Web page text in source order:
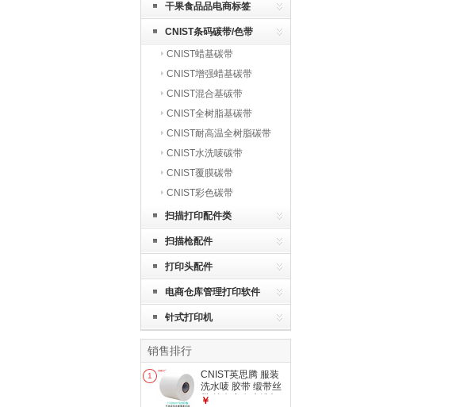
干果食品品电商标签
CNIST条码碳带/色带
CNIST蜡基碳带
CNIST增强蜡基碳带
CNIST混合基碳带
CNIST全树脂基碳带
CNIST耐高温全树脂碳带
CNIST水洗唛碳带
CNIST覆膜碳带
CNIST彩色碳带
扫描打印配件类
扫描枪配件
打印头配件
电商仓库管理打印软件
针式打印机
销售排行
1
CNIST英思腾 服装
洗水唛 胶带 缎带丝
带 纯白空白水洗标
￥